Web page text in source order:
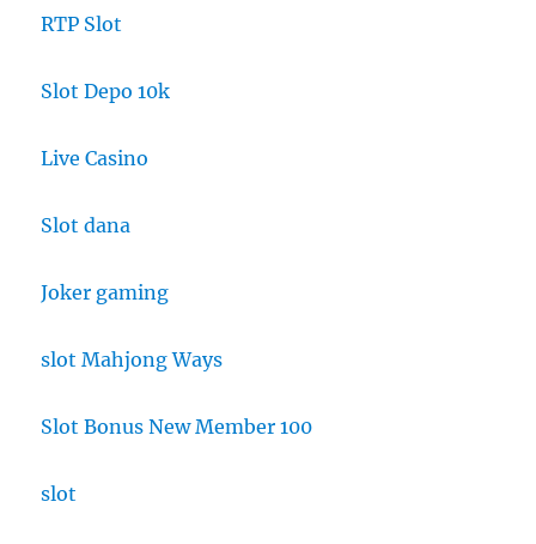
RTP Slot
Slot Depo 10k
Live Casino
Slot dana
Joker gaming
slot Mahjong Ways
Slot Bonus New Member 100
slot